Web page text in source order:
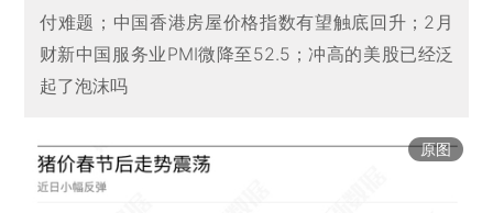
付难题；中国香港房屋价格指数有望触底回升；2月
财新中国服务业PMI微降至52.5；冲高的美股已经泛
起了泡沫吗
原图